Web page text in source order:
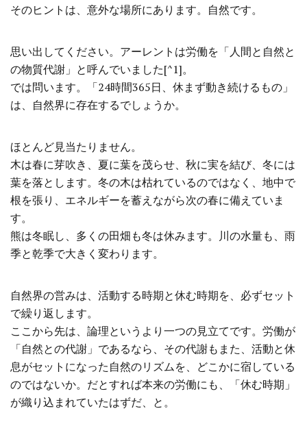
そのヒントは、意外な場所にあります。自然です。
思い出してください。アーレントは労働を「人間と自然と
の物質代謝」と呼んでいました[^1]。
では問います。「24時間365日、休まず動き続けるもの」
は、自然界に存在するでしょうか。
ほとんど見当たりません。
木は春に芽吹き、夏に葉を茂らせ、秋に実を結び、冬には
葉を落とします。冬の木は枯れているのではなく、地中で
根を張り、エネルギーを蓄えながら次の春に備えていま
す。
熊は冬眠し、多くの田畑も冬は休みます。川の水量も、雨
季と乾季で大きく変わります。
自然界の営みは、活動する時期と休む時期を、必ずセット
で繰り返します。
ここから先は、論理というより一つの見立てです。労働が
「自然との代謝」であるなら、その代謝もまた、活動と休
息がセットになった自然のリズムを、どこかに宿している
のではないか。だとすれば本来の労働にも、「休む時期」
が織り込まれていたはずだ、と。